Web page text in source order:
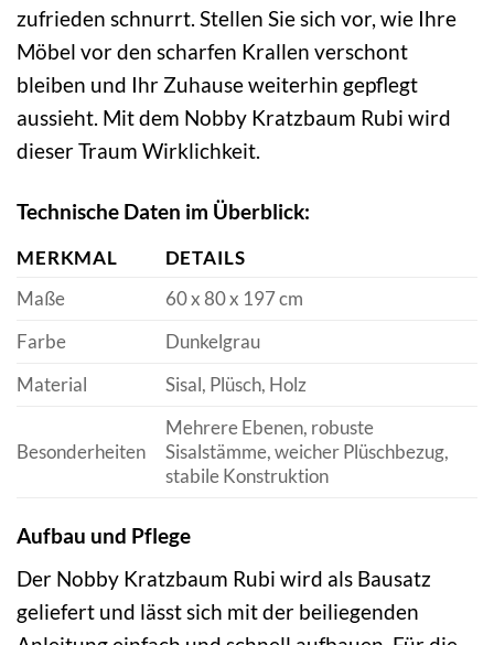
zufrieden schnurrt. Stellen Sie sich vor, wie Ihre
Möbel vor den scharfen Krallen verschont
bleiben und Ihr Zuhause weiterhin gepflegt
aussieht. Mit dem Nobby Kratzbaum Rubi wird
dieser Traum Wirklichkeit.
Technische Daten im Überblick:
MERKMAL
DETAILS
Maße
60 x 80 x 197 cm
Farbe
Dunkelgrau
Material
Sisal, Plüsch, Holz
Besonderheiten
Mehrere Ebenen, robuste
Sisalstämme, weicher Plüschbezug,
stabile Konstruktion
Aufbau und Pflege
Der Nobby Kratzbaum Rubi wird als Bausatz
geliefert und lässt sich mit der beiliegenden